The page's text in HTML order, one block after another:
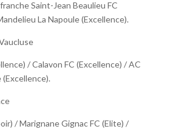
Saint-Jean Beaulieu FC
La Napoule (Excellence).
/ Calavon FC (Excellence) / AC
/ Marignane Gignac FC (Elite) /